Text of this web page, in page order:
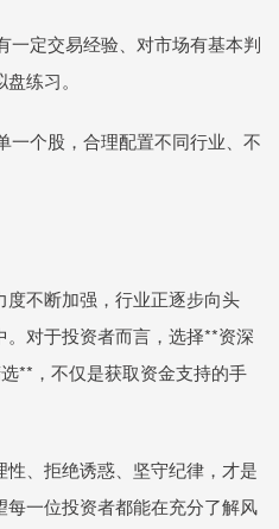
一定交易经验、对市场有基本判
练习。
一个股，合理配置不同行业、不
不断加强，行业正逐步向头
对于投资者而言，选择**资深
**，不仅是获取资金支持的手
、拒绝诱惑、坚守纪律，才是
一位投资者都能在充分了解风